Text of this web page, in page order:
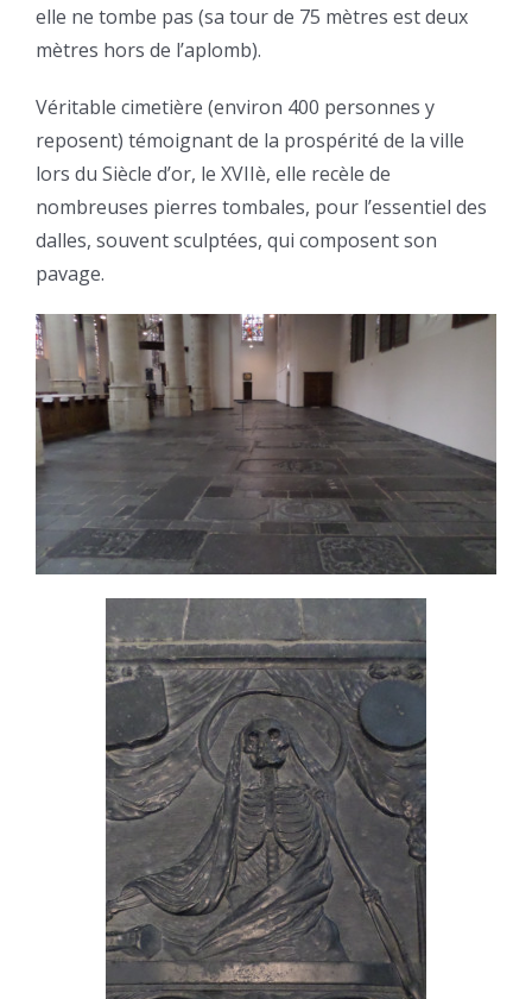
elle ne tombe pas (sa tour de 75 mètres est deux
mètres hors de l’aplomb).
Véritable cimetière (environ 400 personnes y
reposent) témoignant de la prospérité de la ville
lors du Siècle d’or, le XVIIè, elle recèle de
nombreuses pierres tombales, pour l’essentiel des
dalles, souvent sculptées, qui composent son
pavage.